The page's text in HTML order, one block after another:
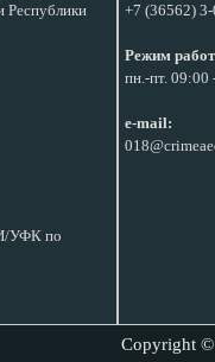
Республики
УФК по
+7 (36562)
Режим
пн.-пт.
e-mail:
Copyright